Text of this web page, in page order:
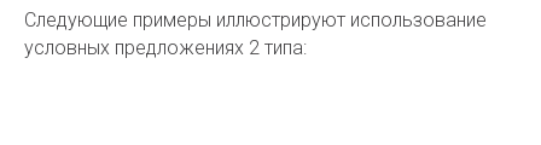
Следующие примеры иллюстрируют использование
условных предложениях 2 типа: